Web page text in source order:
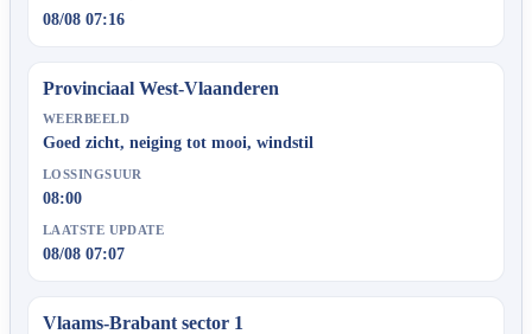
08/08 07:16
Provinciaal West-Vlaanderen
WEERBEELD
Goed zicht, neiging tot mooi, windstil
LOSSINGSUUR
08:00
LAATSTE UPDATE
08/08 07:07
Vlaams-Brabant sector 1